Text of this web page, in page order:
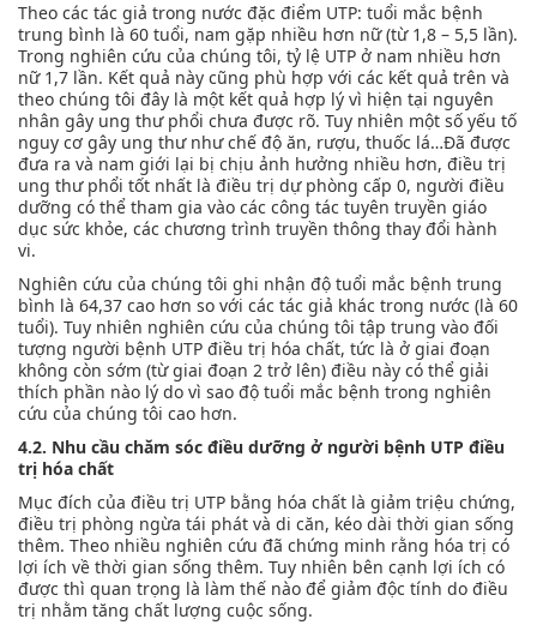
Theo các tác giả trong nước đặc điểm UTP: tuổi mắc bệnh
trung bình là 60 tuổi, nam gặp nhiều hơn nữ (từ 1,8 – 5,5 lần).
Trong nghiên cứu của chúng tôi, tỷ lệ UTP ở nam nhiều hơn
nữ 1,7 lần. Kết quả này cũng phù hợp với các kết quả trên và
theo chúng tôi đây là một kết quả hợp lý vì hiện tại nguyên
nhân gây ung thư phổi chưa được rõ. Tuy nhiên một số yếu tố
nguy cơ gây ung thư như chế độ ăn, rượu, thuốc lá…Đã được
đưa ra và nam giới lại bị chịu ảnh hưởng nhiều hơn, điều trị
ung thư phổi tốt nhất là điều trị dự phòng cấp 0, người điều
dưỡng có thể tham gia vào các công tác tuyên truyền giáo
dục sức khỏe, các chương trình truyền thông thay đổi hành
vi.
Nghiên cứu của chúng tôi ghi nhận độ tuổi mắc bệnh trung
bình là 64,37 cao hơn so với các tác giả khác trong nước (là 60
tuổi). Tuy nhiên nghiên cứu của chúng tôi tập trung vào đối
tượng người bệnh UTP điều trị hóa chất, tức là ở giai đoạn
không còn sớm (từ giai đoạn 2 trở lên) điều này có thể giải
thích phần nào lý do vì sao độ tuổi mắc bệnh trong nghiên
cứu của chúng tôi cao hơn.
4.2. Nhu cầu chăm sóc điều dưỡng ở người bệnh UTP điều
trị hóa chất
Mục đích của điều trị UTP bằng hóa chất là giảm triệu chứng,
điều trị phòng ngừa tái phát và di căn, kéo dài thời gian sống
thêm. Theo nhiều nghiên cứu đã chứng minh rằng hóa trị có
lợi ích về thời gian sống thêm. Tuy nhiên bên cạnh lợi ích có
được thì quan trọng là làm thế nào để giảm độc tính do điều
trị nhằm tăng chất lượng cuộc sống.